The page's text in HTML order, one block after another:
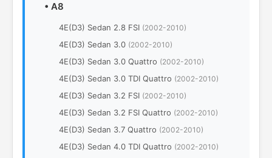
• A8
4E(D3) Sedan 2.8 FSI (2002-2010)
4E(D3) Sedan 3.0 (2002-2010)
4E(D3) Sedan 3.0 Quattro (2002-2010)
4E(D3) Sedan 3.0 TDI Quattro (2002-2010)
4E(D3) Sedan 3.2 FSI (2002-2010)
4E(D3) Sedan 3.2 FSI Quattro (2002-2010)
4E(D3) Sedan 3.7 Quattro (2002-2010)
4E(D3) Sedan 4.0 TDI Quattro (2002-2010)